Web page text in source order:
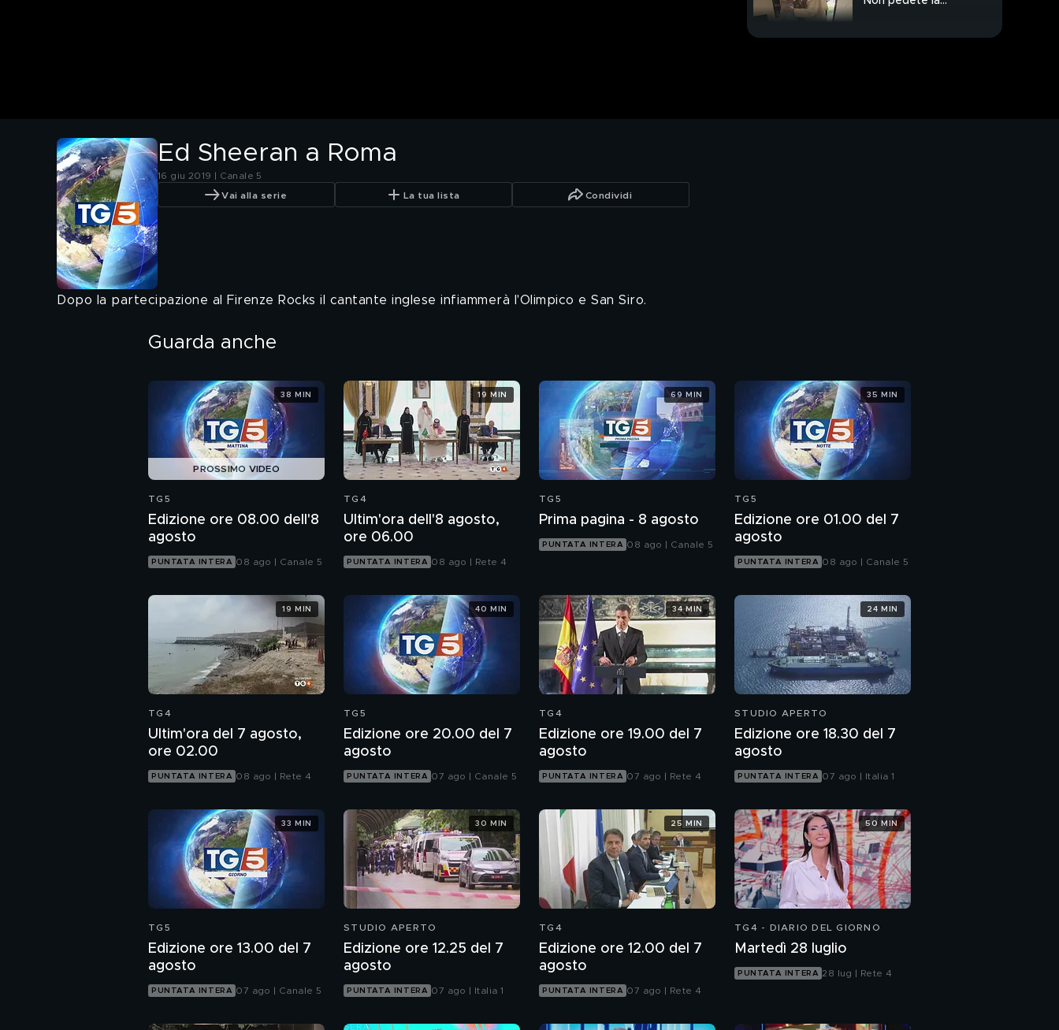
Ed Sheeran a Roma
16 giu 2019 | Canale 5
Vai alla serie La tua lista Condividi
Dopo la partecipazione al Firenze Rocks il cantante inglese infiammerà l'Olimpico e San Siro.
Guarda anche
PROSSIMO VIDEO
TG5
Edizione ore 08.00 dell'8
agosto
PUNTATA INTERA 08 ago | Canale 5
38 MIN
TG4
Ultim'ora dell'8 agosto,
ore 06.00
PUNTATA INTERA 08 ago | Rete 4
19 MIN
TG5
Prima pagina - 8 agosto
PUNTATA INTERA 08 ago | Canale 5
69 MIN
TG5
Edizione ore 01.00 del 7
agosto
PUNTATA INTERA 08 ago | Canale 5
35 MIN
TG4
Ultim'ora del 7 agosto,
ore 02.00
PUNTATA INTERA 08 ago | Rete 4
19 MIN
TG5
Edizione ore 20.00 del 7
agosto
PUNTATA INTERA 07 ago | Canale 5
40 MIN
TG4
Edizione ore 19.00 del 7
agosto
PUNTATA INTERA 07 ago | Rete 4
34 MIN
STUDIO APERTO
Edizione ore 18.30 del 7
agosto
PUNTATA INTERA 07 ago | Italia 1
24 MIN
TG5
Edizione ore 13.00 del 7
agosto
PUNTATA INTERA 07 ago | Canale 5
33 MIN
STUDIO APERTO
Edizione ore 12.25 del 7
agosto
PUNTATA INTERA 07 ago | Italia 1
30 MIN
TG4
Edizione ore 12.00 del 7
agosto
PUNTATA INTERA 07 ago | Rete 4
25 MIN
TG4 - DIARIO DEL GIORNO
Martedì 28 luglio
PUNTATA INTERA 28 lug | Rete 4
50 MIN